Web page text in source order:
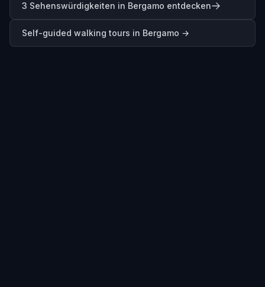
3 Sehenswürdigkeiten in Bergamo entdecken
Self-guided walking tours in Bergamo →